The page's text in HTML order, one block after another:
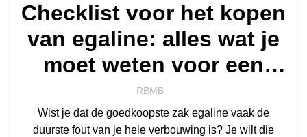
Checklist voor het kopen
van egaline: alles wat je
moet weten voor een
strakke vloer in 2026
RBMB
Wist je dat de goedkoopste zak egaline vaak de
duurste fout van je hele verbouwing is? Je wilt die